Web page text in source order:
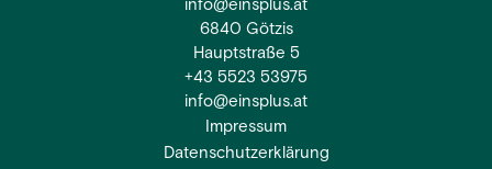
info@einsplus.at
6840 Götzis
Hauptstraße 5
+43 5523 53975
info@einsplus.at
Impressum
Datenschutzerklärung